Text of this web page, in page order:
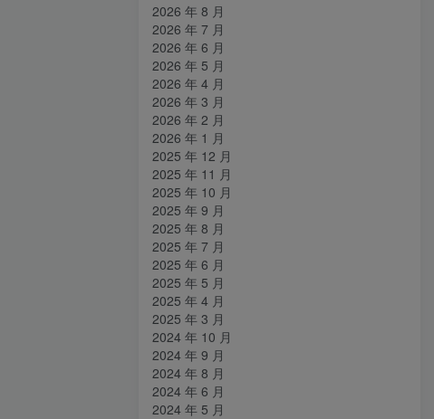
2026 年 8 月
2026 年 7 月
2026 年 6 月
2026 年 5 月
2026 年 4 月
2026 年 3 月
2026 年 2 月
2026 年 1 月
2025 年 12 月
2025 年 11 月
2025 年 10 月
2025 年 9 月
2025 年 8 月
2025 年 7 月
2025 年 6 月
2025 年 5 月
2025 年 4 月
2025 年 3 月
2024 年 10 月
2024 年 9 月
2024 年 8 月
2024 年 6 月
2024 年 5 月